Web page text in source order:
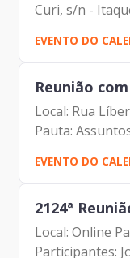
Curi, s/n -
EVENTO DO
Reunião
Local: Rua
Pauta:
Johann
Campelo (Atos)
(Atos) Ana
EVENTO DO
2124ª
Local: Online
Participantes: